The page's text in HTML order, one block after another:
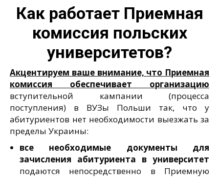
Как работает Приемная
комиссия польских
университетов?
Акцентируем ваше внимание, что Приемная
комиссия обеспечивает организацию
вступительной кампании (процесса
поступления) в ВУЗы Польши так, что у
абитуриентов нет необходимости выезжать за
пределы Украины:
все необходимые документы для
зачисления абитуриента в университет
подаются непосредственно в Приемную